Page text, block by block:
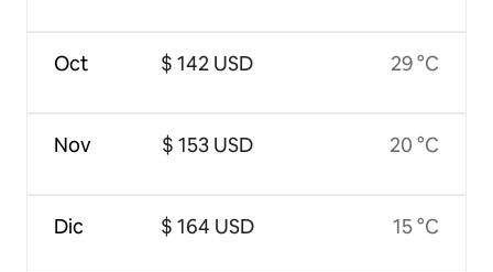
Oct
Nov
Dic
$ 142 USD
$ 153 USD
$ 164 USD
29 °C
20 °C
15 °C